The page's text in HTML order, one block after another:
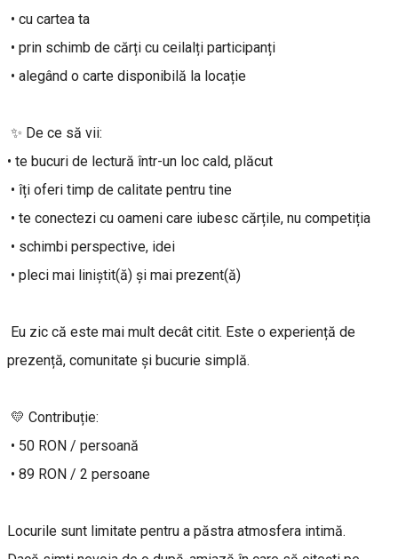
• cu cartea ta
• prin schimb de cărți cu ceilalți participanți
• alegând o carte disponibilă la locație
✨ De ce să vii:
• te bucuri de lectură într-un loc cald, plăcut
• îți oferi timp de calitate pentru tine
• te conectezi cu oameni care iubesc cărțile, nu competiția
• schimbi perspective, idei
• pleci mai liniștit(ă) și mai prezent(ă)
Eu zic că este mai mult decât citit. Este o experiență de
prezență, comunitate și bucurie simplă.
💛 Contribuție:
• 50 RON / persoană
• 89 RON / 2 persoane
Locurile sunt limitate pentru a păstra atmosfera intimă.